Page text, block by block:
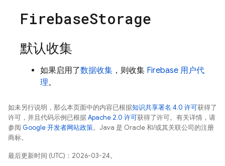
FirebaseStorage
默认收集
如果启用了数据收集 ，则收集 Firebase 用户代
理。
如未另行说明，那么本页面中的内容已根据知识共享署名 4.0 许可获得了
许可，并且代码示例已根据Apache 2.0 许可获得了许可。有关详情，请
参阅 Google 开发者网站政策。Java 是 Oracle 和/或其关联公司的注册
商标。
最后更新时间 (UTC)：2026-03-24。